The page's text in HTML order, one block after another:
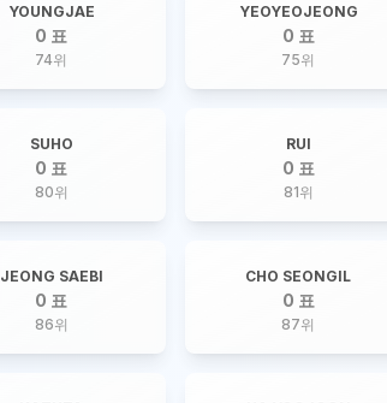
YOUNGJAE
0 표
74위
YEOYEOJEONG
0 표
75위
SUHO
0 표
80위
RUI
0 표
81위
JEONG SAEBI
0 표
86위
CHO SEONGIL
0 표
87위